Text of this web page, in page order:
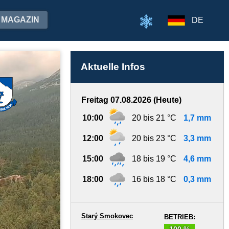
MAGAZIN DE
Aktuelle Infos
Freitag 07.08.2026 (Heute)
10:00 20 bis 21 °C 1,7 mm
12:00 20 bis 23 °C 3,3 mm
15:00 18 bis 19 °C 4,6 mm
18:00 16 bis 18 °C 0,3 mm
BETRIEB:
Starý Smokovec